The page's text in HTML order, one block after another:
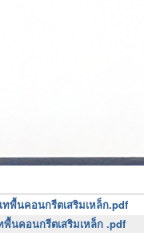
ทพื้นคอนกรีตเสริมเหล็ก.pdf
พื้นคอนกรีตเสริมเหล็ก .pdf